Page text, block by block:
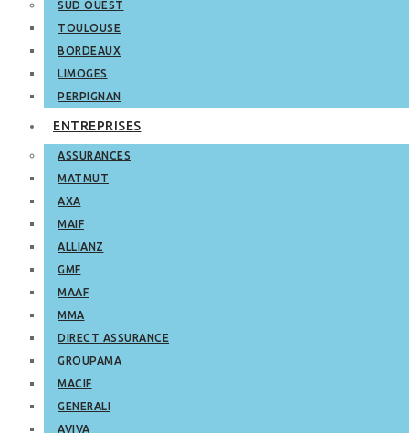
SUD OUEST
TOULOUSE
BORDEAUX
LIMOGES
PERPIGNAN
ENTREPRISES
ASSURANCES
MATMUT
AXA
MAIF
ALLIANZ
GMF
MAAF
MMA
DIRECT ASSURANCE
GROUPAMA
MACIF
GENERALI
AVIVA